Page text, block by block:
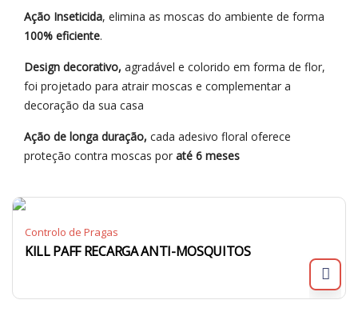
Ação Inseticida, elimina as moscas do ambiente de forma
100% eficiente.
Design decorativo, agradável e colorido em forma de flor,
foi projetado para atrair moscas e complementar a
decoração da sua casa
Ação de longa duração, cada adesivo floral oferece
proteção contra moscas por até 6 meses
Controlo de Pragas
KILL PAFF RECARGA ANTI-MOSQUITOS